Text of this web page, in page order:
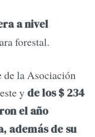
a nivel
forestal.
la Asociación
y de los $ 234
el año
además de su